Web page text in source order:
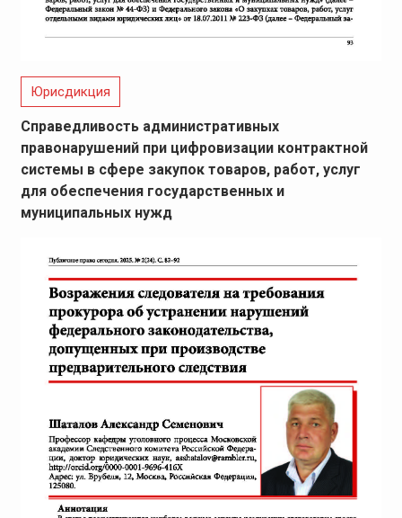
Юрисдикция
Справедливость административных
правонарушений при цифровизации контрактной
системы в сфере закупок товаров, работ, услуг
для обеспечения государственных и
муниципальных нужд